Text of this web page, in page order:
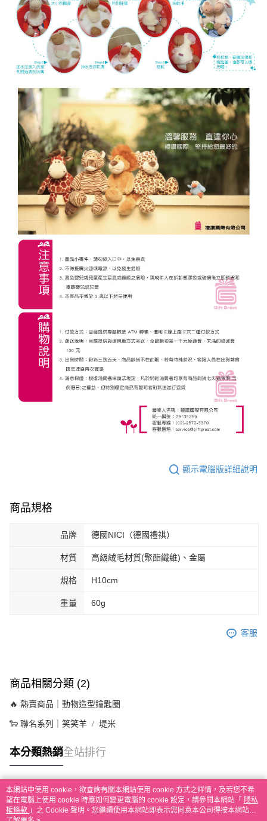
顯示電腦版詳細說明
商品規格
品牌 德國NICI（德國禮祺）
材質 高級絨毛材質(聚酯纖維)、金屬
規格 H10cm
重量 60g
客服
商品相關分類 (2)
🔥 熱賣商品｜動物造型鑰匙圈
🐑 聯名系列｜笑笑羊 堤米
本分類熱銷全站排行
熱門標籤
本網站中使用 cookie，欲查詢有關本網站使用 cookie 方式之詳情，及若您不希
望在電腦上使用 cookie 時應如何變更電腦的 cookie 設定，請參閱本網站「 隱私
權條款 」之 Cookie 聲明。您繼續使用本網站即表示您同意本公司得按本網站使